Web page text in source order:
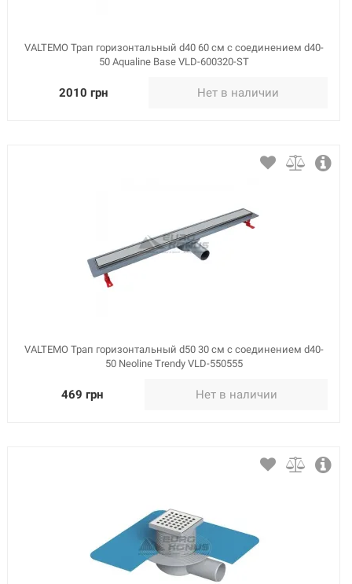
VALTEMO Трап горизонтальный d40 60 см с соединением d40-
50 Aqualine Base VLD-600320-ST
2010 грн Нет в наличии
VALTEMO Трап горизонтальный d50 30 см с соединением d40-
50 Neoline Trendy VLD-550555
469 грн Нет в наличии